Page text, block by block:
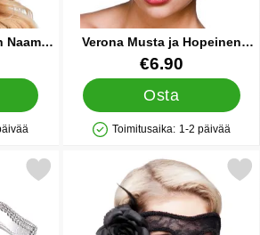
Naamio
Verona Musta ja Hopeinen
Silmänaamio
Tuote.nro 17083
€6.90
Osta
Saatavuus: Varastossa
Toimitusaika: 1-2 päivää
Teatterinaamio suosikiksi
Merkitse musta